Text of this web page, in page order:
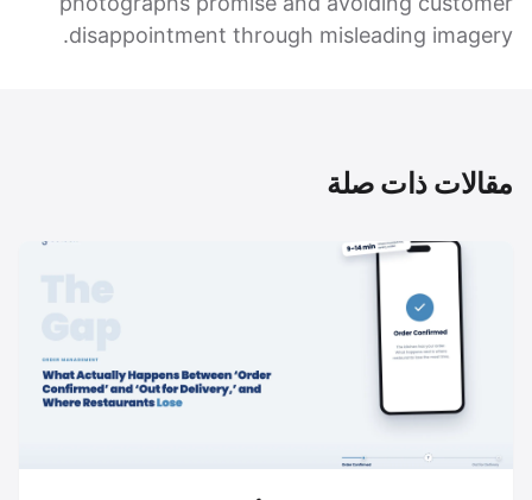
disappointment through misleading imagery.
مقالات ذات صلة